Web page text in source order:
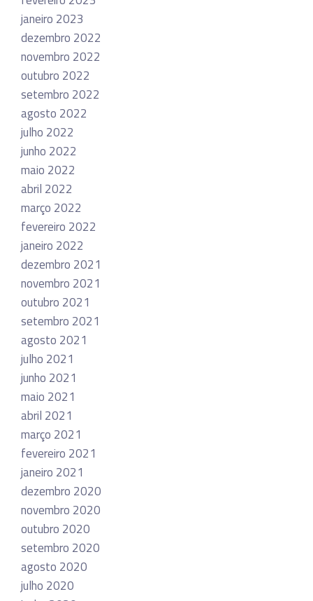
janeiro 2023
dezembro 2022
novembro 2022
outubro 2022
setembro 2022
agosto 2022
julho 2022
junho 2022
maio 2022
abril 2022
março 2022
fevereiro 2022
janeiro 2022
dezembro 2021
novembro 2021
outubro 2021
setembro 2021
agosto 2021
julho 2021
junho 2021
maio 2021
abril 2021
março 2021
fevereiro 2021
janeiro 2021
dezembro 2020
novembro 2020
outubro 2020
setembro 2020
agosto 2020
julho 2020